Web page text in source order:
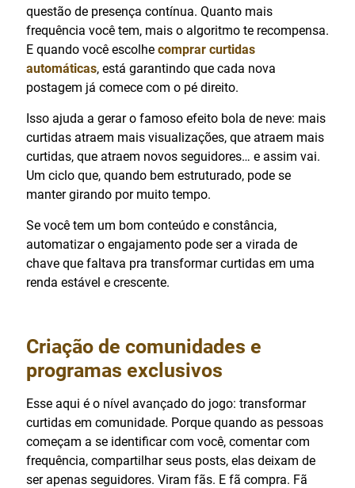
questão de presença contínua. Quanto mais
frequência você tem, mais o algoritmo te recompensa.
E quando você escolhe comprar curtidas
automáticas, está garantindo que cada nova
postagem já comece com o pé direito.
Isso ajuda a gerar o famoso efeito bola de neve: mais
curtidas atraem mais visualizações, que atraem mais
curtidas, que atraem novos seguidores… e assim vai.
Um ciclo que, quando bem estruturado, pode se
manter girando por muito tempo.
Se você tem um bom conteúdo e constância,
automatizar o engajamento pode ser a virada de
chave que faltava pra transformar curtidas em uma
renda estável e crescente.
Criação de comunidades e
programas exclusivos
Esse aqui é o nível avançado do jogo: transformar
curtidas em comunidade. Porque quando as pessoas
começam a se identificar com você, comentar com
frequência, compartilhar seus posts, elas deixam de
ser apenas seguidores. Viram fãs. E fã compra. Fã